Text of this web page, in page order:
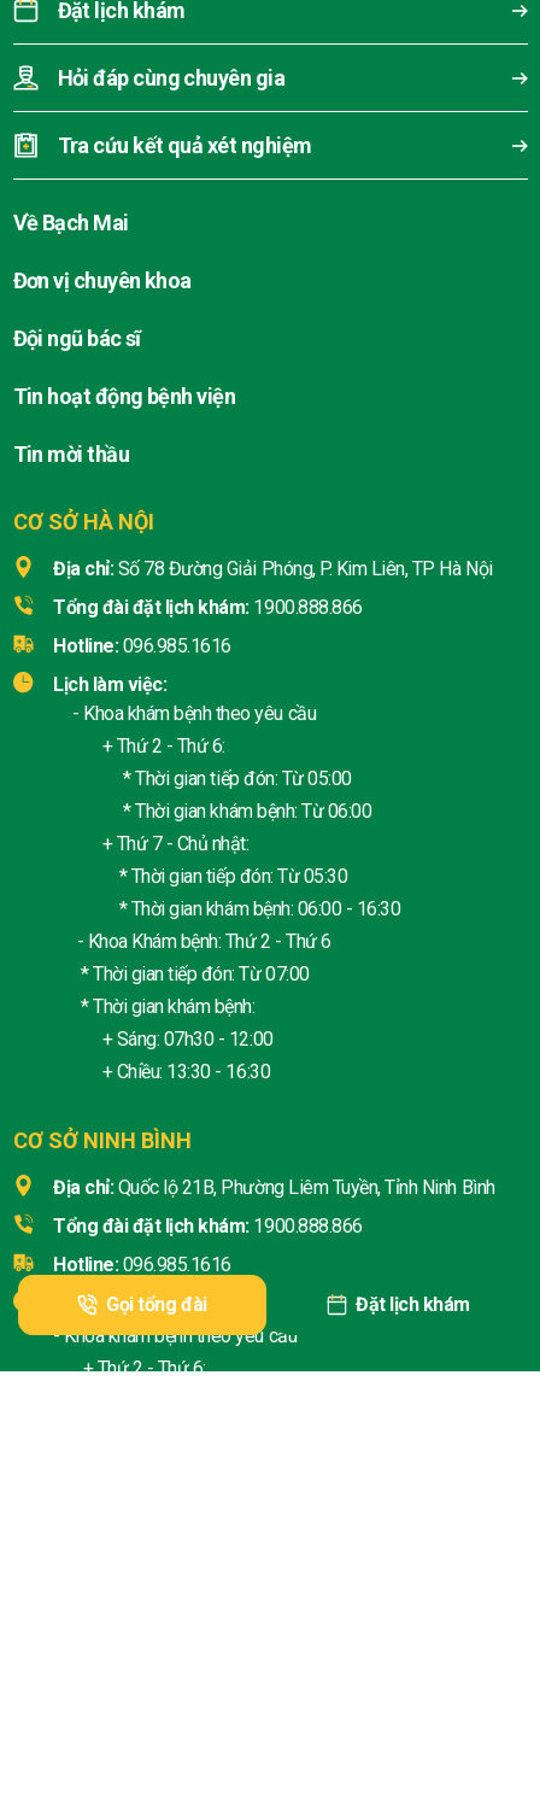
Gọi tổng đài Đặt lịch khám
CƠ SỞ HÀ NỘI
Địa chỉ: Số 78 Đường Giải Phóng, P. Kim Liên, TP Hà Nội
Tổng đài đặt lịch khám: 1900.888.866
Hotline: 096.985.1616
Lịch làm việc:
- Khoa khám bệnh theo yêu cầu
+ Thứ 2 - Thứ 6:
* Thời gian tiếp đón: Từ 05:00
* Thời gian khám bệnh: Từ 06:00
+ Thứ 7 - Chủ nhật:
* Thời gian tiếp đón: Từ 05:30
* Thời gian khám bệnh: 06:00 - 16:30
- Khoa Khám bệnh: Thứ 2 - Thứ 6
* Thời gian tiếp đón: Từ 07:00
* Thời gian khám bệnh:
+ Sáng: 07h30 - 12:00
+ Chiều: 13:30 - 16:30
CƠ SỞ NINH BÌNH
Địa chỉ: Quốc lộ 21B, Phường Liêm Tuyền, Tỉnh Ninh Bình
Tổng đài đặt lịch khám: 1900.888.866
Hotline: 096.985.1616
Lịch làm việc:
- Khoa khám bệnh theo yêu cầu
+ Thứ 2 - Thứ 6:
Đặt lịch khám
Hỏi đáp cùng chuyên gia
Tra cứu kết quả xét nghiệm
Về Bạch Mai
Đơn vị chuyên khoa
Đội ngũ bác sĩ
Tin hoạt động bệnh viện
Tin mời thầu